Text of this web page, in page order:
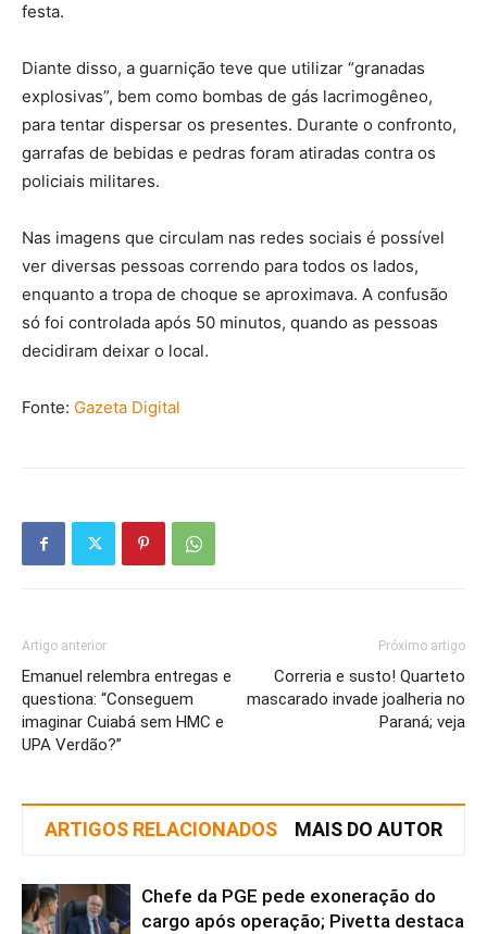
festa.
Diante disso, a guarnição teve que utilizar “granadas
explosivas”, bem como bombas de gás lacrimogêneo,
para tentar dispersar os presentes. Durante o confronto,
garrafas de bebidas e pedras foram atiradas contra os
policiais militares.
Nas imagens que circulam nas redes sociais é possível
ver diversas pessoas correndo para todos os lados,
enquanto a tropa de choque se aproximava. A confusão
só foi controlada após 50 minutos, quando as pessoas
decidiram deixar o local.
Fonte: Gazeta Digital
Artigo anterior
Emanuel relembra entregas e
questiona: “Conseguem
imaginar Cuiabá sem HMC e
UPA Verdão?”
Próximo artigo
Correria e susto! Quarteto
mascarado invade joalheria no
Paraná; veja
ARTIGOS RELACIONADOS MAIS DO AUTOR
Chefe da PGE pede exoneração do
cargo após operação; Pivetta destaca